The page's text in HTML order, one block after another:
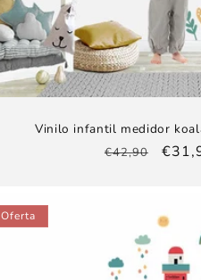
Vinilo infantil medidor
Precio
€42,90
Oferta